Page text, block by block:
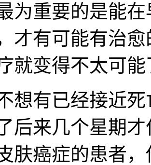
为重要的是能
才有可能有治
就变得不太可能
想有已经接近
后来几个星期
肤癌症的患者